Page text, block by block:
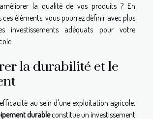
la qualité de vos produits ? En
éléments, vous pourrez définir avec plus
investissements adéquats pour votre
la durabilité et le
au sein d'une exploitation agricole,
durableconstitue un investissement